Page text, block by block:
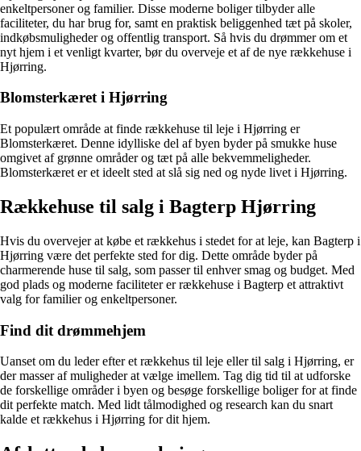
enkeltpersoner og familier. Disse moderne boliger tilbyder alle
faciliteter, du har brug for, samt en praktisk beliggenhed tæt på skoler,
indkøbsmuligheder og offentlig transport. Så hvis du drømmer om et
nyt hjem i et venligt kvarter, bør du overveje et af de nye rækkehuse i
Hjørring.
Blomsterkæret i Hjørring
Et populært område at finde rækkehuse til leje i Hjørring er
Blomsterkæret. Denne idylliske del af byen byder på smukke huse
omgivet af grønne områder og tæt på alle bekvemmeligheder.
Blomsterkæret er et ideelt sted at slå sig ned og nyde livet i Hjørring.
Rækkehuse til salg i Bagterp Hjørring
Hvis du overvejer at købe et rækkehus i stedet for at leje, kan Bagterp i
Hjørring være det perfekte sted for dig. Dette område byder på
charmerende huse til salg, som passer til enhver smag og budget. Med
god plads og moderne faciliteter er rækkehuse i Bagterp et attraktivt
valg for familier og enkeltpersoner.
Find dit drømmehjem
Uanset om du leder efter et rækkehus til leje eller til salg i Hjørring, er
der masser af muligheder at vælge imellem. Tag dig tid til at udforske
de forskellige områder i byen og besøge forskellige boliger for at finde
dit perfekte match. Med lidt tålmodighed og research kan du snart
kalde et rækkehus i Hjørring for dit hjem.